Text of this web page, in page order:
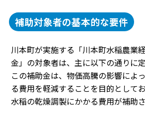
補助対象者の基本的な要件
川本町が実施する「川本町水稲農業
金」の対象者は、主に以下の通りに
この補助金は、物価高騰の影響によ
る費用を軽減することを目的として
水稲の乾燥調製にかかる費用が補助さ